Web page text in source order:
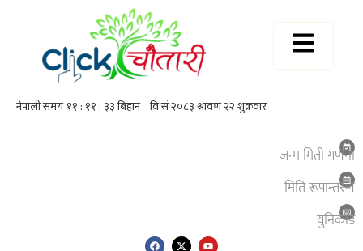
जन्म मिती गणना
मिति रूपान्तरण
युनिकाेड